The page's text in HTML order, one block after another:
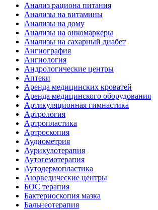
Анализ рациона питания
Анализы на витамины
Анализы на дому
Анализы на онкомаркеры
Анализы на сахарный диабет
Ангиография
Ангиология
Андрологические центры
Аптеки
Аренда медицинских кроватей
Аренда медицинского оборудования
Артикуляционная гимнастика
Артрология
Артропластика
Артроскопия
Аудиометрия
Аурикулотерапия
Аутогемотерапия
Аутодермопластика
Аюрведические центры
БОС терапия
Бактериоскопия мазка
Бальнеотерапия